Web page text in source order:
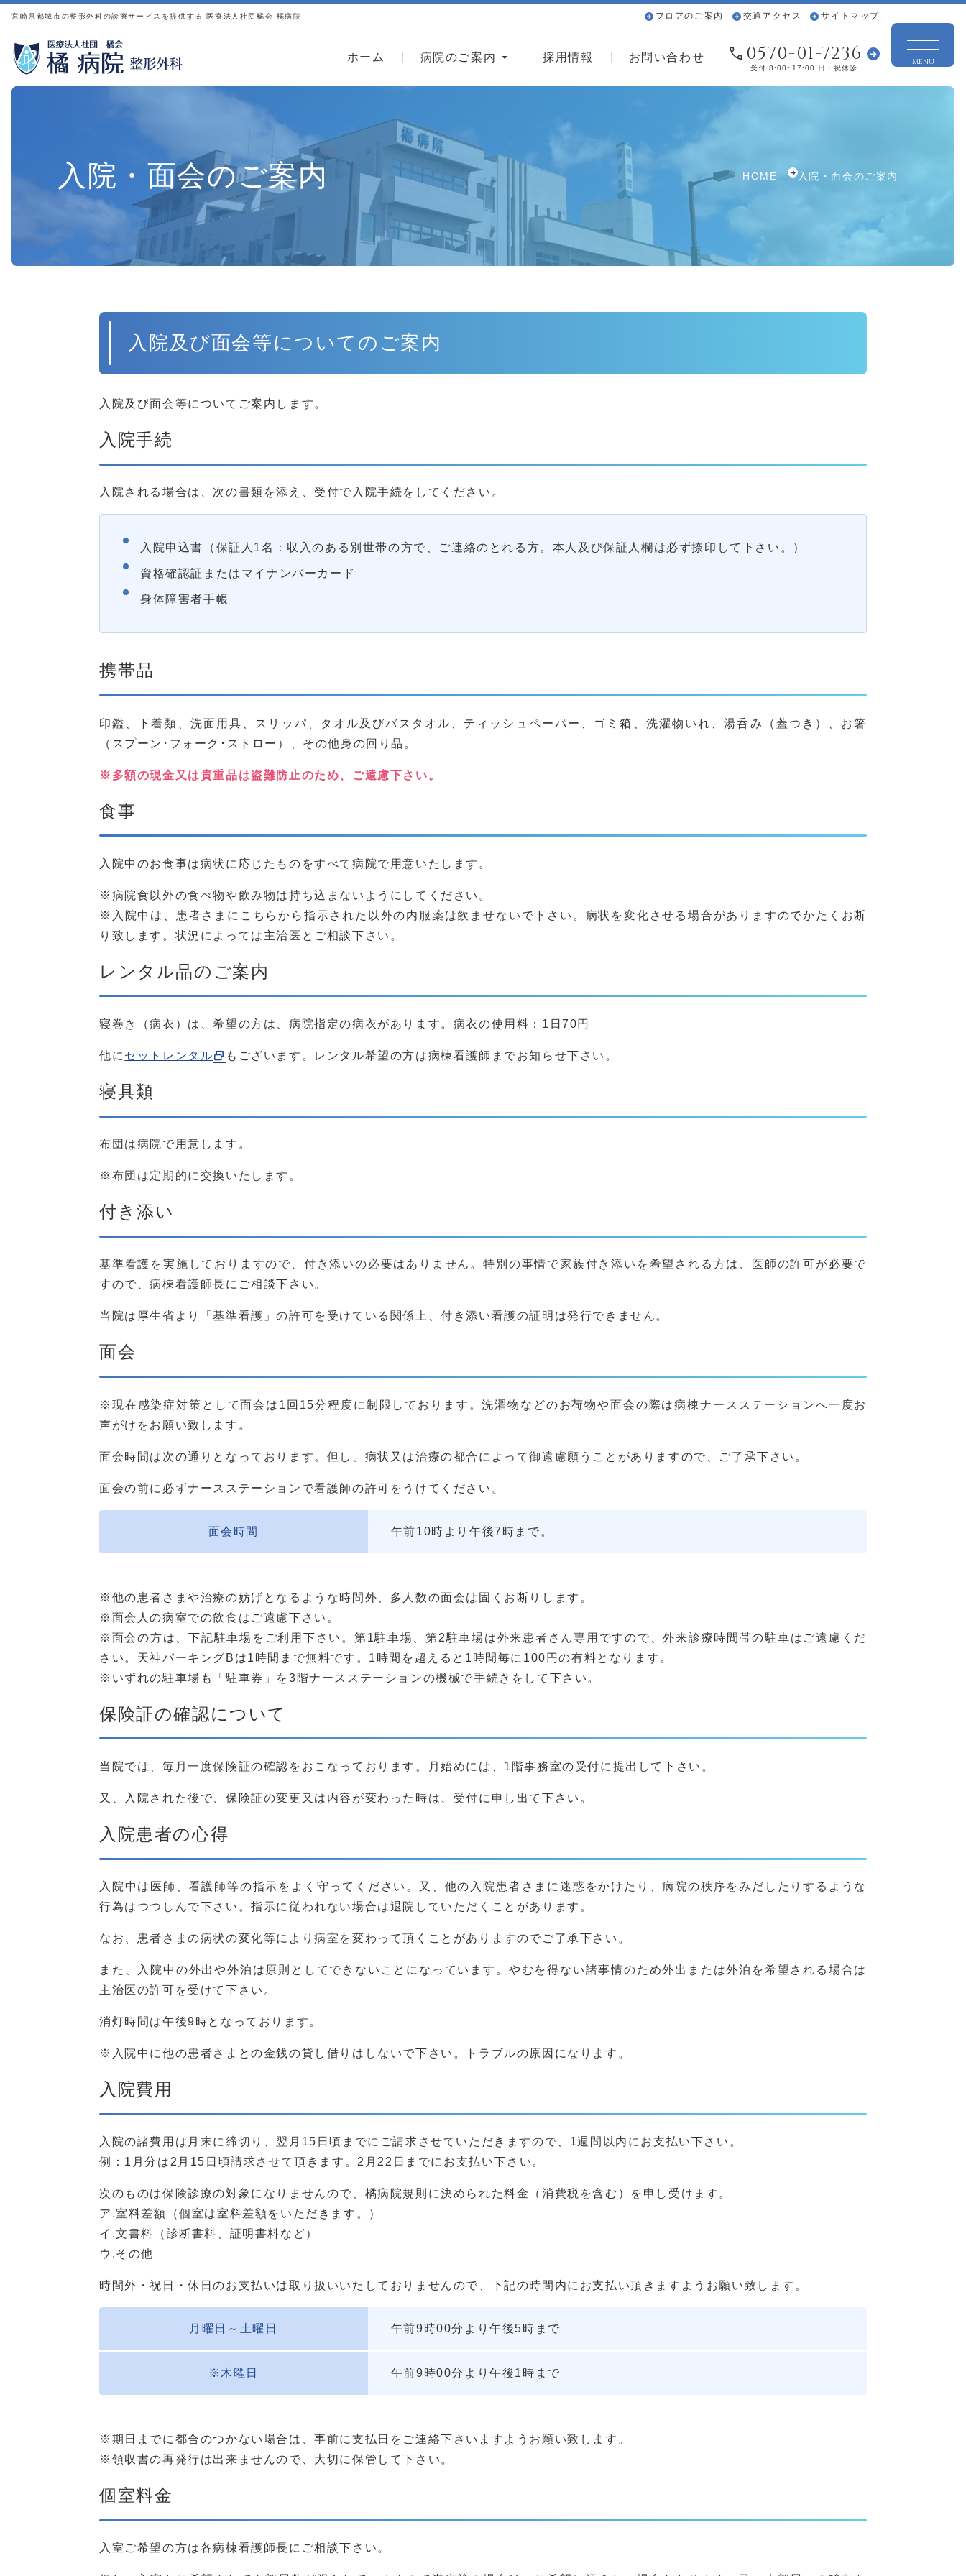
宮崎県都城市の整形外科の診療サービスを提供する 医療法人社団橘会 橘病院 フロアのご案内 交通アクセス サイトマップ
ホーム 病院のご案内 採用情報 お問い合わせ 0570-01-7236
受付 8:00~17:00 日・祝休診
MENU
リハビリテーション科
薬剤科
検査科
栄養科
通所リハビリテーション
手術後の日常生活について
人工股関節置換術を受けられる患者さんのリ
ハビリメニュー
人工膝関節置換術を受けられる患者さんのリ
手術前、手術後のリハビリについて
その他の手術・治療法
膝周囲骨切り術について
施設内ボーンバンクBone Bank（自家骨保
存）の試み
採用情報
看護学生対象奨学金制度
広報誌
広報誌たちばな
地域連携だより
重要なお知らせ
トピックス
お役立ち情報
提携レストランのご案内
提携お花屋さんのご案内
プライバシーポリシー
関連リンク集
サイトマップ
入院・面会のご案内 HOME 入院・面会のご案内
入院及び面会等についてのご案内
入院及び面会等についてご案内します。
入院手続
入院される場合は、次の書類を添え、受付で入院手続をしてください。
入院申込書（保証人1名：収入のある別世帯の方で、ご連絡のとれる方。本人及び保証人欄は必ず捺印して下さい。）
資格確認証またはマイナンバーカード
身体障害者手帳
携帯品
印鑑、下着類、洗面用具、スリッパ、タオル及びバスタオル、ティッシュペーパー、ゴミ箱、洗濯物いれ、湯呑み（蓋つき）、お箸
（スプーン･フォーク･ストロー）、その他身の回り品。
※多額の現金又は貴重品は盗難防止のため、ご遠慮下さい。
食事
入院中のお食事は病状に応じたものをすべて病院で用意いたします。
※病院食以外の食べ物や飲み物は持ち込まないようにしてください。
※入院中は、患者さまにこちらから指示された以外の内服薬は飲ませないで下さい。病状を変化させる場合がありますのでかたくお断
り致します。状況によっては主治医とご相談下さい。
レンタル品のご案内
寝巻き（病衣）は、希望の方は、病院指定の病衣があります。病衣の使用料：1日70円
他に セットレンタル もございます。レンタル希望の方は病棟看護師までお知らせ下さい。
寝具類
布団は病院で用意します。
※布団は定期的に交換いたします。
付き添い
基準看護を実施しておりますので、付き添いの必要はありません。特別の事情で家族付き添いを希望される方は、医師の許可が必要で
すので、病棟看護師長にご相談下さい。
当院は厚生省より「基準看護」の許可を受けている関係上、付き添い看護の証明は発行できません。
面会
※現在感染症対策として面会は1回15分程度に制限しております。洗濯物などのお荷物や面会の際は病棟ナースステーションへ一度お
声がけをお願い致します。
面会時間は次の通りとなっております。但し、病状又は治療の都合によって御遠慮願うことがありますので、ご了承下さい。
面会の前に必ずナースステーションで看護師の許可をうけてください。
面会時間 午前10時より午後7時まで。
※他の患者さまや治療の妨げとなるような時間外、多人数の面会は固くお断りします。
※面会人の病室での飲食はご遠慮下さい。
※面会の方は、下記駐車場をご利用下さい。第1駐車場、第2駐車場は外来患者さん専用ですので、外来診療時間帯の駐車はご遠慮くだ
さい。天神パーキングBは1時間まで無料です。1時間を超えると1時間毎に100円の有料となります。
※いずれの駐車場も「駐車券」を3階ナースステーションの機械で手続きをして下さい。
保険証の確認について
当院では、毎月一度保険証の確認をおこなっております。月始めには、1階事務室の受付に提出して下さい。
又、入院された後で、保険証の変更又は内容が変わった時は、受付に申し出て下さい。
入院患者の心得
入院中は医師、看護師等の指示をよく守ってください。又、他の入院患者さまに迷惑をかけたり、病院の秩序をみだしたりするような
行為はつつしんで下さい。指示に従われない場合は退院していただくことがあります。
なお、患者さまの病状の変化等により病室を変わって頂くことがありますのでご了承下さい。
また、入院中の外出や外泊は原則としてできないことになっています。やむを得ない諸事情のため外出または外泊を希望される場合は
主治医の許可を受けて下さい。
消灯時間は午後9時となっております。
※入院中に他の患者さまとの金銭の貸し借りはしないで下さい。トラブルの原因になります。
入院費用
入院の諸費用は月末に締切り、翌月15日頃までにご請求させていただきますので、1週間以内にお支払い下さい。
例：1月分は2月15日頃請求させて頂きます。2月22日までにお支払い下さい。
次のものは保険診療の対象になりませんので、橘病院規則に決められた料金（消費税を含む）を申し受けます。
ア.室料差額（個室は室料差額をいただきます。）
イ.文書料（診断書料、証明書料など）
ウ.その他
時間外・祝日・休日のお支払いは取り扱いいたしておりませんので、下記の時間内にお支払い頂きますようお願い致します。
月曜日～土曜日 午前9時00分より午後5時まで
※木曜日 午前9時00分より午後1時まで
※期日までに都合のつかない場合は、事前に支払日をご連絡下さいますようお願い致します。
※領収書の再発行は出来ませんので、大切に保管して下さい。
個室料金
入室ご希望の方は各病棟看護師長にご相談下さい。